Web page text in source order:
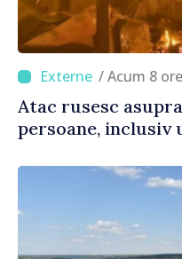
/ Acum 8 ore
Atac rusesc
persoane, inclusiv